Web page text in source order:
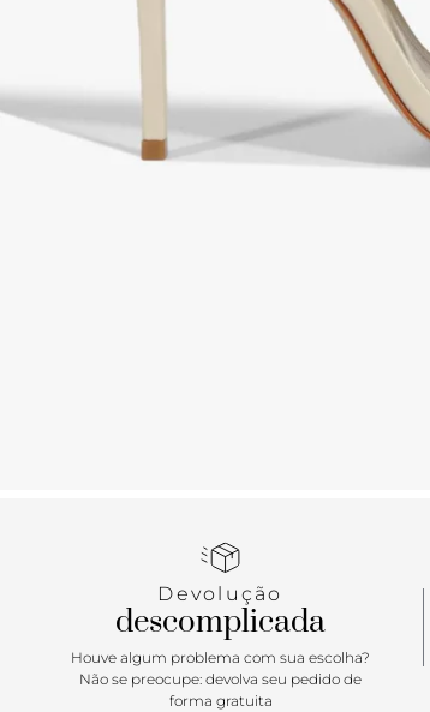
Devolução
descomplicada
Houve algum problema com sua escolha?
Não se preocupe: devolva seu pedido de
forma gratuita